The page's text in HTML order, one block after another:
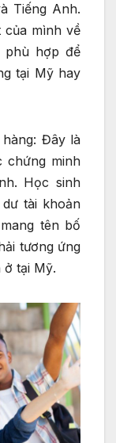
Tiếng Anh.
của mình về
hợp để
tại Mỹ hay
Đây là
chứng minh
Học sinh
tài khoản
tên bố
tương ứng
ở tại Mỹ.